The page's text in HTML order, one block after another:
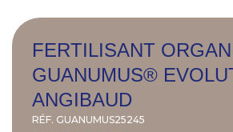
FERTILISANT
GUANUMUS®
ANGIBAUD
RÉF. GUANUMUS25245